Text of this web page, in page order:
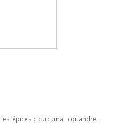
épices : curcuma, coriandre,